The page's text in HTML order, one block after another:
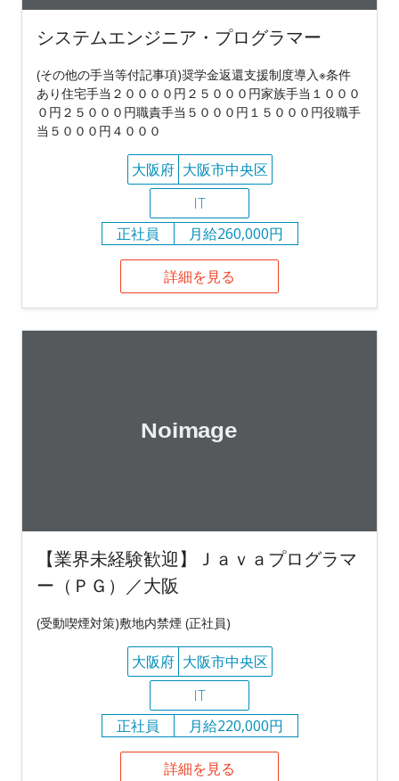
システムエンジニア・プログラマー
(その他の手当等付記事項)奨学金返還支援制度導入※条件
あり住宅手当２００００円２５０００円家族手当１０００
０円２５０００円職責手当５０００円１５０００円役職手
当５０００円４０００
大阪府 大阪市中央区
IT
正社員
月給260,000円
詳細を見る
【業界未経験歓迎】Ｊａｖａプログラマ
ー（ＰＧ）／大阪
(受動喫煙対策)敷地内禁煙 (正社員)
大阪府 大阪市中央区
IT
正社員
月給220,000円
詳細を見る